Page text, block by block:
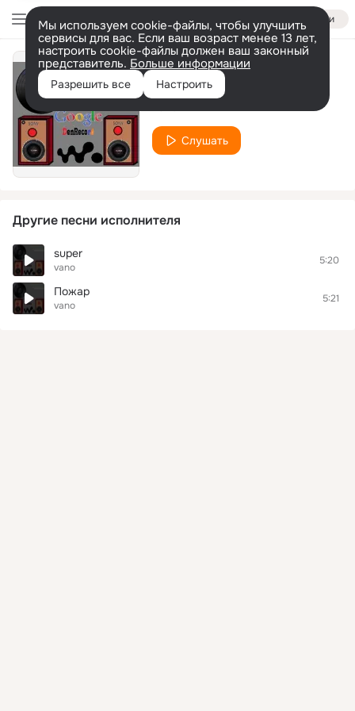
Войти
Мы используем cookie-файлы, чтобы улучшить
сервисы для вас. Если ваш возраст менее 13 лет,
настроить cookie-файлы должен ваш законный
представитель. Больше информации
Разрешить все Настроить
Rep
Слушать
Другие песни исполнителя
super
vano
5:20
Пожар
vano
5:21